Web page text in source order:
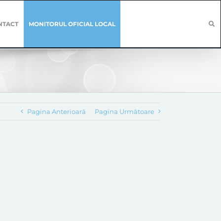
MONITORUL OFICIAL LOCAL
Pagina Anterioară Pagina Următoare